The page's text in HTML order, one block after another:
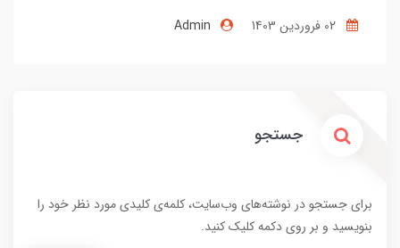
Admin
جستجو
برای جستجو در نوشته‌های وب‌سایت، کلمه‌ی کلیدی مورد نظر خود را
بنویسید و بر روی دکمه کلیک کنید.